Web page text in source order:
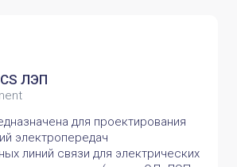
ЛЭП
для проектирования
электропередач
линий связи для электрических